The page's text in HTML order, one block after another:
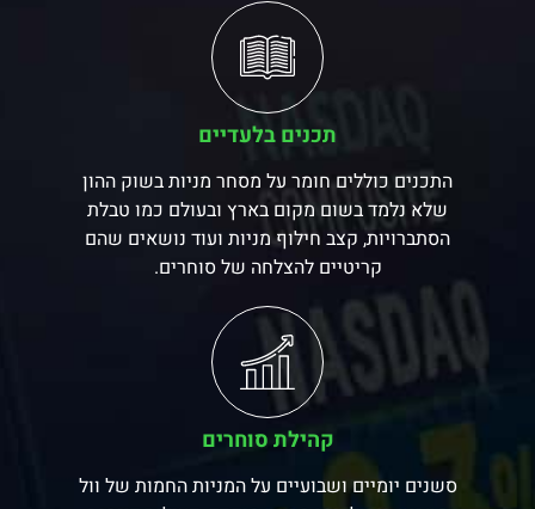
תכנים בלעדיים
התכנים כוללים חומר על מסחר מניות בשוק ההון
שלא נלמד בשום מקום בארץ ובעולם כמו טבלת
הסתברויות, קצב חילוף מניות ועוד נושאים שהם
קריטיים להצלחה של סוחרים.
קהילת סוחרים
סשנים יומיים ושבועיים על המניות החמות של וול